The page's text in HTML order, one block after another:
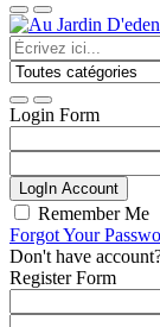
Login Form
LogIn Account
Remember Me
Forgot Your
Don't have
Register Form